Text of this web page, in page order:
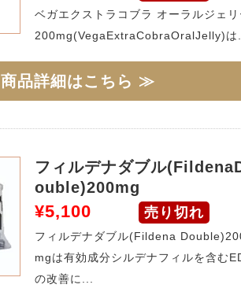
ベガエクストラコブラ オーラルジェ
200mg(VegaExtraCobraOralJelly)
商品詳細はこちら ≫
フィルデナダブル
ouble)200mg
¥5,100 売り切れ
フィルデナダブル(Fildena
mgは有効成分シルデナフィルを含む
の改善に...